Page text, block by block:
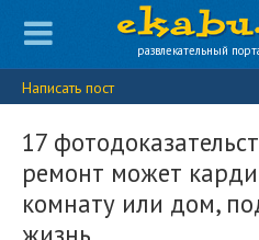
развлекательный
Написать пост
17
ремонт может
комнату или дом,